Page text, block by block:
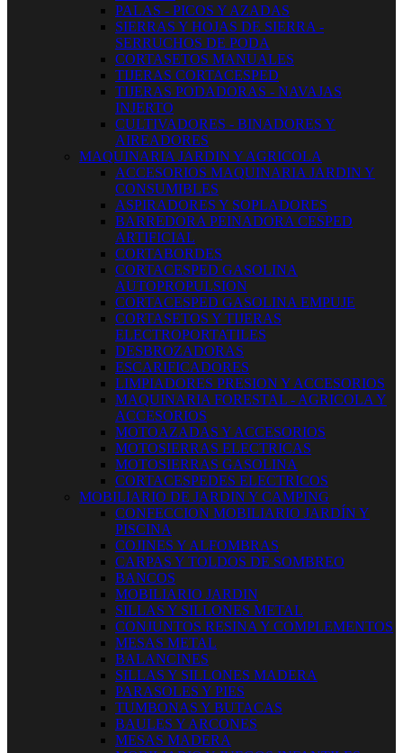
PALAS - PICOS Y AZADAS
SIERRAS Y HOJAS DE SIERRA -
SERRUCHOS DE PODA
CORTASETOS MANUALES
TIJERAS CORTACESPED
TIJERAS PODADORAS - NAVAJAS
INJERTO
CULTIVADORES - BINADORES Y
AIREADORES
MAQUINARIA JARDIN Y AGRICOLA
ACCESORIOS MAQUINARIA JARDIN Y
CONSUMIBLES
ASPIRADORES Y SOPLADORES
BARREDORA PEINADORA CESPED
ARTIFICIAL
CORTABORDES
CORTACESPED GASOLINA
AUTOPROPULSION
CORTACESPED GASOLINA EMPUJE
CORTASETOS Y TIJERAS
ELECTROPORTATILES
DESBROZADORAS
ESCARIFICADORES
LIMPIADORES PRESION Y ACCESORIOS
MAQUINARIA FORESTAL - AGRICOLA Y
ACCESORIOS
MOTOAZADAS Y ACCESORIOS
MOTOSIERRAS ELECTRICAS
MOTOSIERRAS GASOLINA
CORTACESPEDES ELECTRICOS
MOBILIARIO DE JARDIN Y CAMPING
CONFECCION MOBILIARIO JARDÍN Y
PISCINA
COJINES Y ALFOMBRAS
CARPAS Y TOLDOS DE SOMBREO
BANCOS
MOBILIARIO JARDIN
SILLAS Y SILLONES METAL
CONJUNTOS RESINA Y COMPLEMENTOS
MESAS METAL
BALANCINES
SILLAS Y SILLONES MADERA
PARASOLES Y PIES
TUMBONAS Y BUTACAS
BAULES Y ARCONES
MESAS MADERA